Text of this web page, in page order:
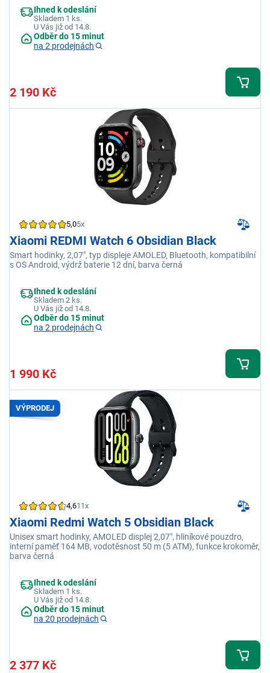
Ihned k odeslání
Skladem 1 ks.
U Vás již od 14.8.
Odběr do 15 minut
na 2 prodejnách
2 190 Kč
5,05x
Xiaomi REDMI Watch 6 Obsidian Black
Smart hodinky, 2,07", typ displeje AMOLED, Bluetooth, kompatibilní
s OS Android, výdrž baterie 12 dní, barva černá
Ihned k odeslání
Skladem 2 ks.
U Vás již od 14.8.
Odběr do 15 minut
na 2 prodejnách
1 990 Kč
VÝPRODEJ
4,611x
Xiaomi Redmi Watch 5 Obsidian Black
Unisex smart hodinky, AMOLED displej 2,07", hliníkové pouzdro,
interní paměť 164 MB, vodotěsnost 50 m (5 ATM), funkce krokoměr,
barva černá
Ihned k odeslání
Skladem 1 ks.
U Vás již od 14.8.
Odběr do 15 minut
na 20 prodejnách
2 377 Kč